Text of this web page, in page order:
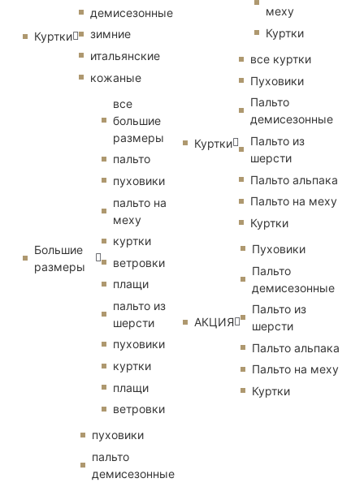
Куртки
демисезонные
зимние
итальянские
кожаные
Большие
размеры
все
большие
размеры
пальто
пуховики
пальто на
меху
куртки
ветровки
плащи
пальто из
шерсти
пуховики
куртки
плащи
ветровки
пуховики
пальто
демисезонные
меху
Куртки
Куртки
все куртки
Пуховики
Пальто
демисезонные
Пальто из
шерсти
Пальто альпака
Пальто на меху
Куртки
АКЦИЯ
Пуховики
Пальто
демисезонные
Пальто из
шерсти
Пальто альпака
Пальто на меху
Куртки